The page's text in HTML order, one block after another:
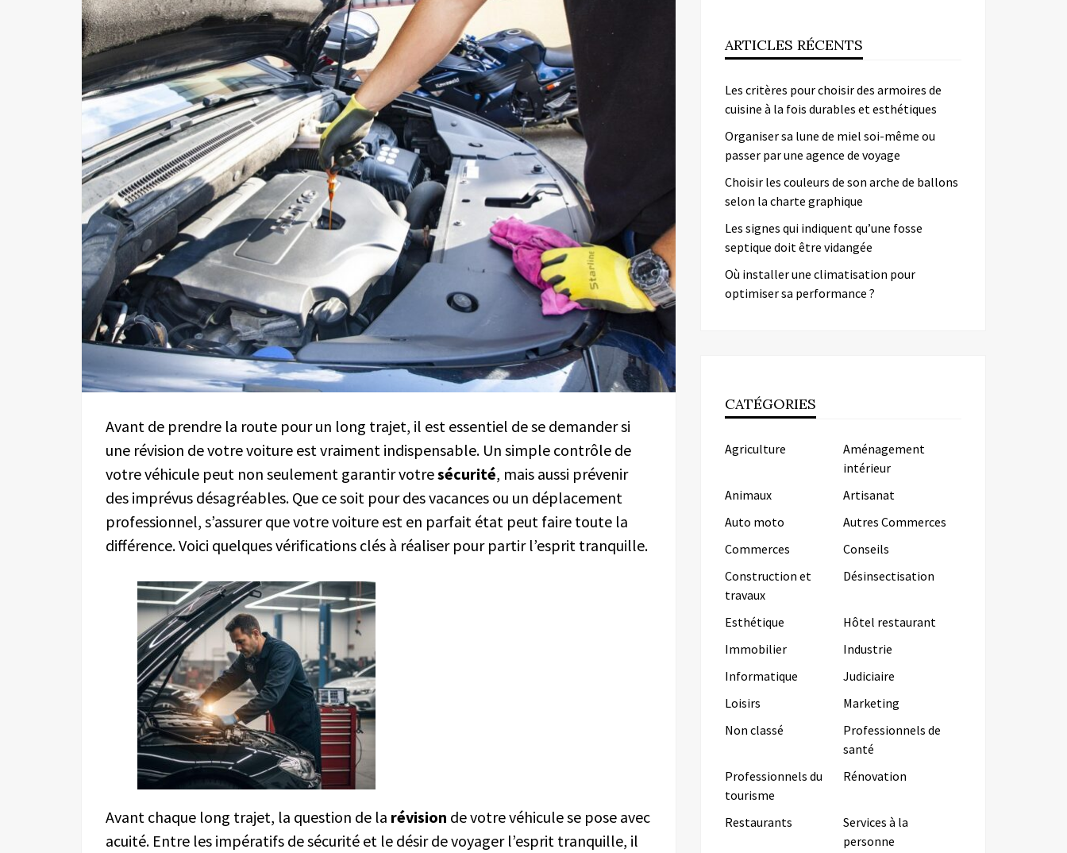
Avant de prendre la route pour un long trajet, il est essentiel de se demander si
une révision de votre voiture est vraiment indispensable. Un simple contrôle de
votre véhicule peut non seulement garantir votresécurité, mais aussi prévenir
des imprévus désagréables. Que ce soit pour des vacances ou un déplacement
professionnel, s’assurer que votre voiture est en parfait état peut faire toute la
différence. Voici quelques vérifications clés à réaliser pour partir l’esprit tranquille.
Avant chaque long trajet, la question de la révision de votre véhicule se pose avec
acuité. Entre les impératifs de sécurité et le désir de voyager l’esprit tranquille, il
ARTICLES RÉCENTS
Les critères pour choisir des armoires de
cuisine à la fois durables et esthétiques
Organiser sa lune de miel soi-même ou
passer par une agence de voyage
Choisir les couleurs de son arche de ballons
selon la charte graphique
Les signes qui indiquent qu’une fosse
septique doit être vidangée
Où installer une climatisation pour
optimiser sa performance ?
CATÉGORIES
Agriculture
Aménagement
intérieur
Animaux
Artisanat
Auto moto
Autres Commerces
Commerces
Conseils
Construction et
travaux
Désinsectisation
Esthétique
Hôtel restaurant
Immobilier
Industrie
Informatique
Judiciaire
Loisirs
Marketing
Non classé
Professionnels de
santé
Professionnels du
tourisme
Rénovation
Restaurants
Services à la
personne